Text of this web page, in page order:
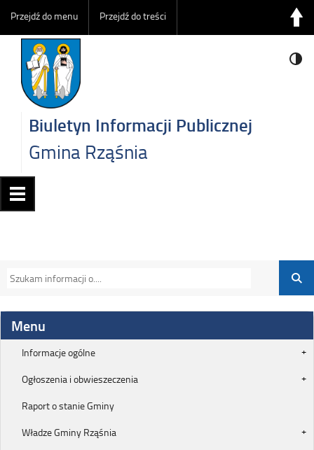
Przejdź do menu Przejdź do treści
Biuletyn Informacji Publicznej
Gmina Rząśnia
Menu
Informacje ogólne
Ogłoszenia i obwieszeczenia
Raport o stanie Gminy
Władze Gminy Rząśnia